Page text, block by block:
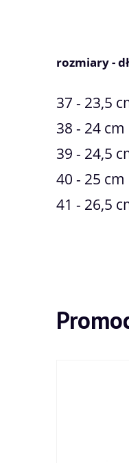
rozmiary -
37 - 23,5
38 - 24 cm
39 - 24,5
40 - 25 cm
41 - 26,5